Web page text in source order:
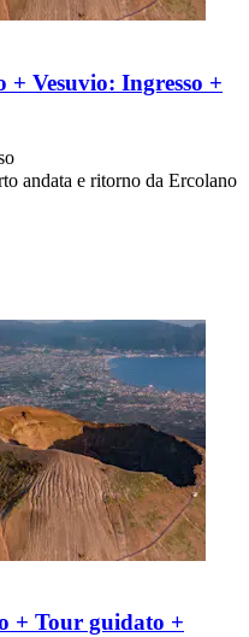
Vesuvio: Ingresso +
andata e ritorno da Ercolano
+ Tour guidato +